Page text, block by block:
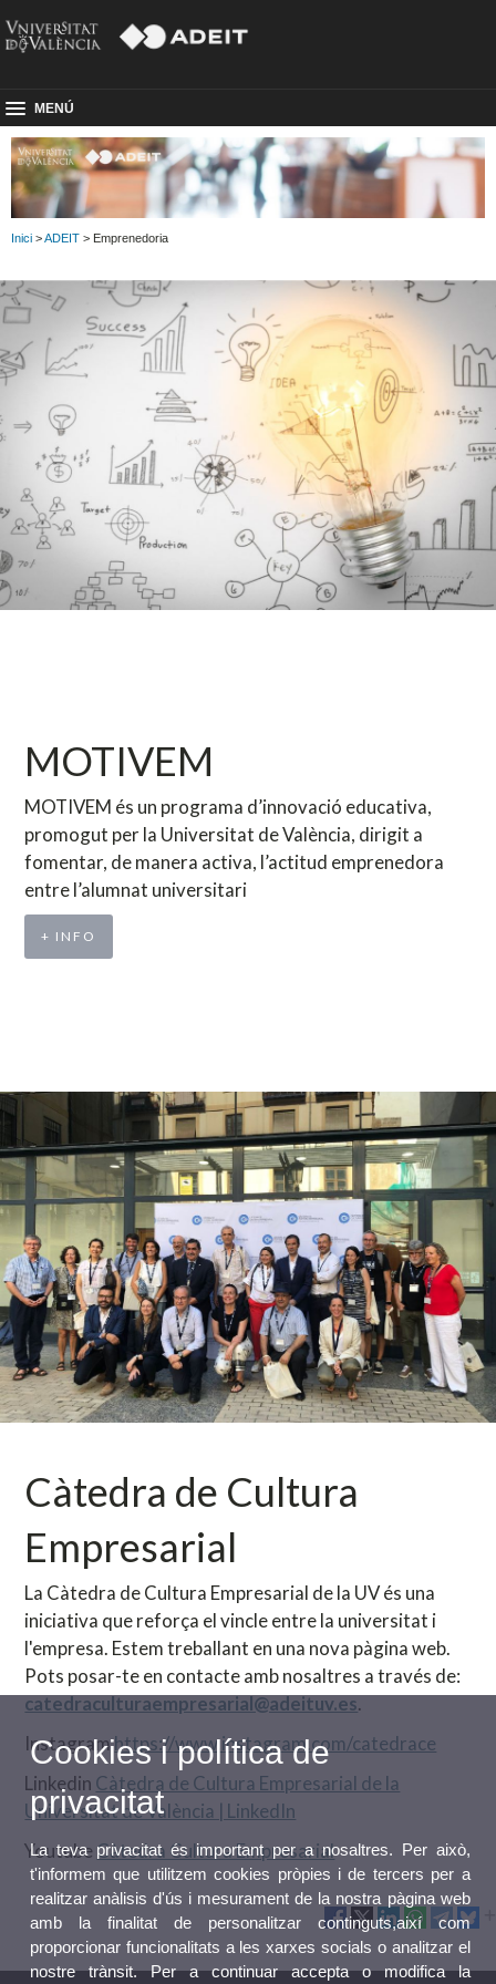
MENÚ
Inici >ADEIT > Emprenedoria
MOTIVEM
MOTIVEM és un programa d’innovació educativa,
promogut per la Universitat de València, dirigit a
fomentar, de manera activa, l’actitud emprenedora
entre l’alumnat universitari
+ INFO
Càtedra de Cultura
Empresarial
La Càtedra de Cultura Empresarial de la UV és una
iniciativa que reforça el vincle entre la universitat i
l'empresa. Estem treballant en una nova pàgina web.
Pots posar-te en contacte amb nosaltres a través de:
catedraculturaempresarial@adeituv.es.
Instagramhttps://www.instagram.com/catedrace
Linkedin Càtedra de Cultura Empresarial de la
Universitat de València | LinkedIn
Youtube Càtedra Cultura Empresarial
Cookies i política de
privacitat
La teva privacitat és important per a nosaltres. Per això,
t'informem que utilitzem cookies pròpies i de tercers per a
realitzar anàlisis d'ús i mesurament de la nostra pàgina web
amb la finalitat de personalitzar continguts,així com
proporcionar funcionalitats a les xarxes socials o analitzar el
nostre trànsit. Per a continuar accepta o modifica la